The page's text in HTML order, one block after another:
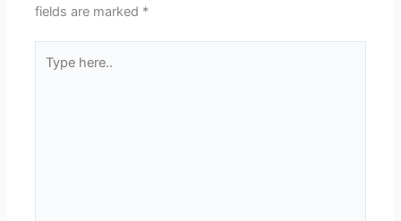
fields are marked *
here..